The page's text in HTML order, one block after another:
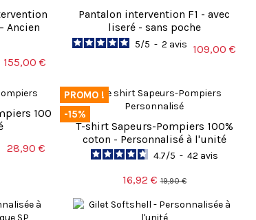
Ancien
155,00 €
Pantalon intervention F1 - avec
liseré - sans poche
5/5 - 2 avis 109,00 €
100
28,90 €
PROMO !
-15%
T-shirt Sapeurs-Pompiers 100%
coton - Personnalisé à l'unité
4.7/5 - 42 avis
16,92 €19,90 €